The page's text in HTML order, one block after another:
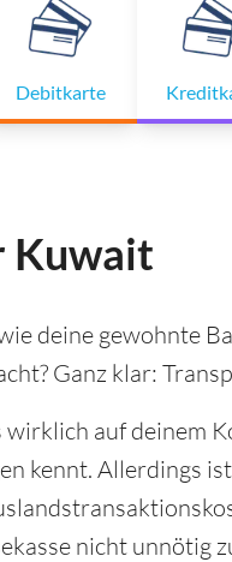
Debitkarte
Kuwait
deine gewohnte
Ganz klar:
wirklich auf deinem
kennt. Allerdings
nicht unnötig